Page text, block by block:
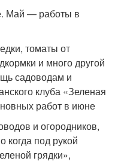
томаты от
и много другой
садоводам и
клуба «Зеленая
работ в июне
и огородников,
когда под рукой
грядки»,